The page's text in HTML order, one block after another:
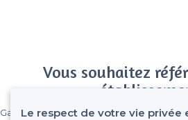
Vous souhaitez
Gagnez de nombreux clients parmi le
Le respect de votre vie privée